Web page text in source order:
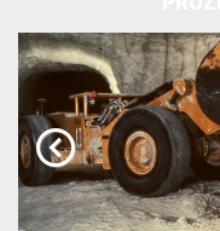
Previous